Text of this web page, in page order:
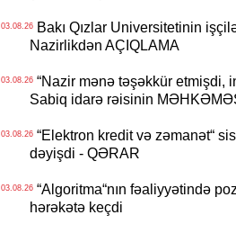
03.08.26Bakı Qızlar Universitetinin
Nazirlikdən AÇIQLAMA
03.08.26“Nazir mənə təşəkkür etmişdi,
Sabiq idarə rəisinin
03.08.26“Elektron kredit və zəmanət“
dəyişdi - QƏRAR
03.08.26“Algoritma“nın fəaliyyətində
hərəkətə keçdi